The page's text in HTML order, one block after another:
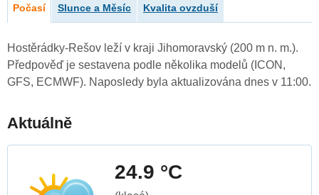
Počasí Slunce a Měsíc Kvalita ovzduší
Hostěrádky-Rešov leží v kraji Jihomoravský (200 m n. m.).
Předpověď je sestavena podle několika modelů (ICON,
GFS, ECMWF). Naposledy byla aktualizována dnes v 11:00.
Aktuálně
24.9 °C